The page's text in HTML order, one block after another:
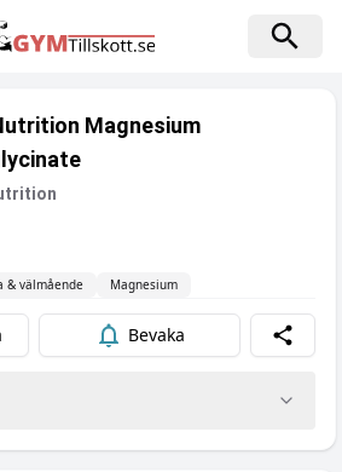
Magnesium
& välmående Magnesium
Bevaka Dela